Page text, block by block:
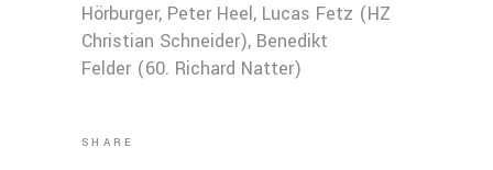
Hörburger, Peter Heel, Lucas Fetz (HZ
Christian Schneider), Benedikt
Felder (60. Richard Natter)
SHARE